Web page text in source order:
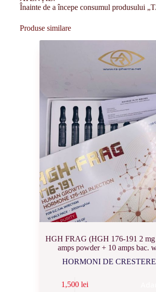
Înainte de a începe consumul produsului
Produse similare
HGH FRAG (HGH 176-191 2 mg
amps powder + 10 amps bac.
HORMONI DE
1,500lei